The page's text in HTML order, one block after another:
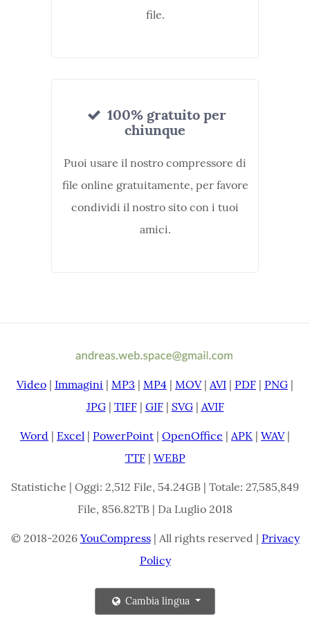
file.
100% gratuito per
chiunque
Puoi usare il nostro compressore di
file online gratuitamente, per favore
condividi il nostro sito con i tuoi
amici.
Video | Immagini | MP3 | MP4 | MOV| AVI | PDF | PNG |
JPG| TIFF| GIF| SVG| AVIF
Word | Excel | PowerPoint | OpenOffice | APK | WAV|
TTF| WEBP
Statistiche | Oggi: 2,512 File, 54.24GB | Totale: 27,585,849
File, 856.82TB | Da Luglio 2018
© 2018-2026 YouCompress| All rights reserved | Privacy
Policy
Cambia lingua